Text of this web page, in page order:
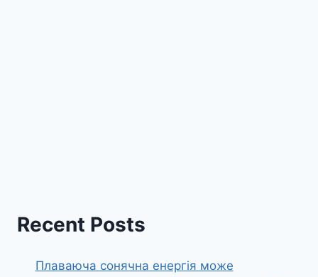
Recent Posts
Плаваюча сонячна енергія може